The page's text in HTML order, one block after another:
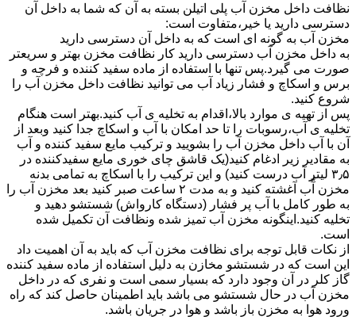
نظافت داخل مخزن آب پلی اتیلن بسته به آن که شما به داخل آن
دسترسی دارید یا خیر،متفاوت است:
مخزن آب به گونه ای است که به داخل آن دسترسی دارید
به داخل مخزن آب دسترسی دارید کار نظافت مخزن بهتر و سریعتر
صورت می گیرد.پس تنها با استفاده از ماده سفید کننده و فرچه و
برس و اسکاچ و فشار زیاد آب می توانید نظافت داخل مخزن آب را
شروع کنید.
پس از تهیه ی موارد بالا،اقدام به تخلیه ی آب کنید.بهتر است هنگام
تخلیه ی آب،رسوبات را تا حد امکان با آب و اسکاچ جدا کنید وبعد از
آن با آب داخل مخزن آب را بشویید و ترکیب مایع سفید کننده و آب
به مقادیر زیر ادغام کنید(یک قاشق چای خوری مایع سفیدکننده در
۳٫۵ لیتر آب درست کنید) و این ترکیب را با اسکاچ به تمامی بدنه
مخزن آّب آغشته کنید و به مدت ۲ ساعت صبر کنید بعد مخزن آب را
به طور کامل با آب پر فشار (دستگاه کارواش) شستشو دهید و
تخلیه کنید.اینگونه مخزن آب تمیز شده ونظافت آن تکمیل شده
است.
از نکات قابل توجه برای نظافت مخزن آب که باید به آن اهمیت داد
این است که در شستشو مخازن به دلیل استفاده از ماده سفید کننده
گاز کلر در آن وجود دارد که بسیار سمی است و نفری که در داخل
مخزن آب در حال شستشو می باشد باید اطمینان حاصل کند که راه
ورود هوا به مخزن باز باشد و هوا در جریان باشد.